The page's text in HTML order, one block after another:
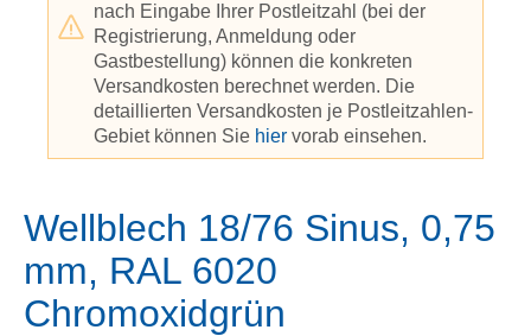
nach Eingabe Ihrer Postleitzahl (bei der
Registrierung, Anmeldung oder
Gastbestellung) können die konkreten
Versandkosten berechnet werden. Die
detaillierten Versandkosten je Postleitzahlen-
Gebiet können Sie hier vorab einsehen.
Wellblech 18/76 Sinus, 0,75
mm, RAL 6020
Chromoxidgrün